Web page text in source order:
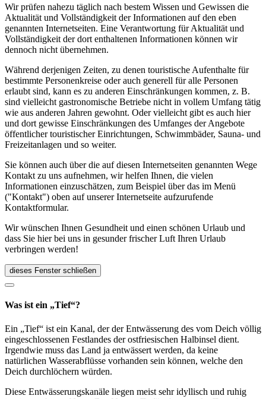
Wir prüfen nahezu täglich nach bestem Wissen und Gewissen die
Aktualität und Vollständigkeit der Informationen auf den eben
genannten Internetseiten. Eine Verantwortung für Aktualität und
Vollständigkeit der dort enthaltenen Informationen können wir
dennoch nicht übernehmen.
Während derjenigen Zeiten, zu denen touristische Aufenthalte für
bestimmte Personenkreise oder auch generell für alle Personen
erlaubt sind, kann es zu anderen Einschränkungen kommen, z. B.
sind vielleicht gastronomische Betriebe nicht in vollem Umfang tätig
wie aus anderen Jahren gewohnt. Oder vielleicht gibt es auch hier
und dort gewisse Einschränkungen des Umfanges der Angebote
öffentlicher touristischer Einrichtungen, Schwimmbäder, Sauna- und
Freizeitanlagen und so weiter.
Sie können auch über die auf diesen Internetseiten genannten Wege
Kontakt zu uns aufnehmen, wir helfen Ihnen, die vielen
Informationen einzuschätzen, zum Beispiel über das im Menü
("Kontakt") oben auf unserer Internetseite aufzurufende
Kontaktformular.
Wir wünschen Ihnen Gesundheit und einen schönen Urlaub und
dass Sie hier bei uns in gesunder frischer Luft Ihren Urlaub
verbringen werden!
dieses Fenster schließen
Was ist ein „Tief“?
Ein „Tief“ ist ein Kanal, der der Entwässerung des vom Deich völlig
eingeschlossenen Festlandes der ostfriesischen Halbinsel dient.
Irgendwie muss das Land ja entwässert werden, da keine
natürlichen Wasserabflüsse vorhanden sein können, welche den
Deich durchlöchern würden.
Diese Entwässerungskanäle liegen meist sehr idyllisch und ruhig